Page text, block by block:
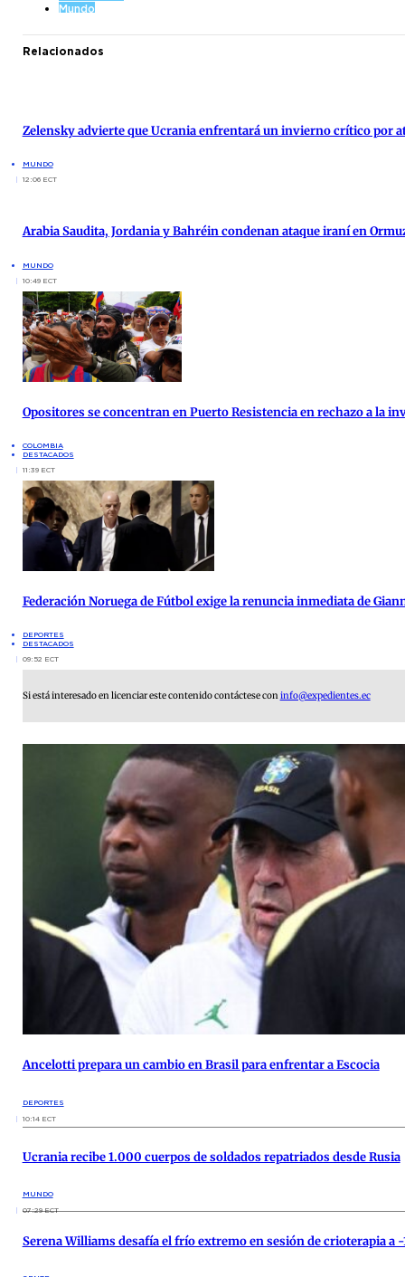
Mundo
Relacionados
Zelensky advierte que Ucrania enfrentará un invierno crítico por
MUNDO
12:06 ECT
Arabia Saudita, Jordania y Bahréin condenan ataque iraní en
MUNDO
10:49 ECT
Opositores se concentran en Puerto Resistencia en rechazo a la
COLOMBIA
DESTACADOS
11:39 ECT
Federación Noruega de Fútbol exige la renuncia inmediata de
DEPORTES
DESTACADOS
09:52 ECT
Si está interesado en licenciar este contenido contáctese coninfo@expedientes.ec
Ancelotti prepara un cambio en Brasil para enfrentar a Escocia
DEPORTES
10:14 ECT
Ucrania recibe 1.000 cuerpos de soldados repatriados desde Rusia
MUNDO
07:29 ECT
Serena Williams desafía el frío extremo en sesión de crioterapia a -